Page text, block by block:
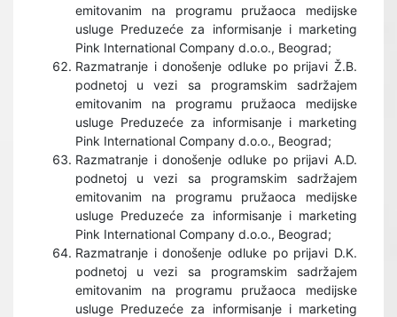
emitovanim na programu pružaoca medijske
usluge Preduzeće za informisanje i marketing
Pink International Company d.o.o., Beograd;
Razmatranje i donošenje odluke po prijavi Ž.B.
podnetoj u vezi sa programskim sadržajem
emitovanim na programu pružaoca medijske
usluge Preduzeće za informisanje i marketing
Pink International Company d.o.o., Beograd;
Razmatranje i donošenje odluke po prijavi A.D.
podnetoj u vezi sa programskim sadržajem
emitovanim na programu pružaoca medijske
usluge Preduzeće za informisanje i marketing
Pink International Company d.o.o., Beograd;
Razmatranje i donošenje odluke po prijavi D.K.
podnetoj u vezi sa programskim sadržajem
emitovanim na programu pružaoca medijske
usluge Preduzeće za informisanje i marketing